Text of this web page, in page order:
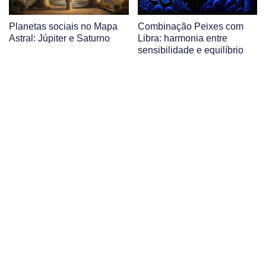
Planetas sociais no Mapa
Astral: Júpiter e Saturno
Combinação Peixes com
Libra: harmonia entre
sensibilidade e equilíbrio